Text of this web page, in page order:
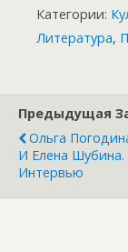
Категории:
Литература,
Предыдущая
Ольга
И Елена Шубина.
Интервью